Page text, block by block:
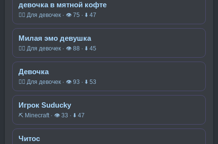
девочка в мятной кофте
🧍‍♀️ Для девочек · 👁 75 · ⬇ 47
Милая эмо девушка
🧍‍♀️ Для девочек · 👁 88 · ⬇ 45
Девочка
🧍‍♀️ Для девочек · 👁 93 · ⬇ 53
Игрок Suducky
⛏️ Minecraft · 👁 33 · ⬇ 47
Читос